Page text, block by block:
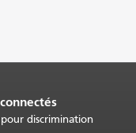
pour discrimination